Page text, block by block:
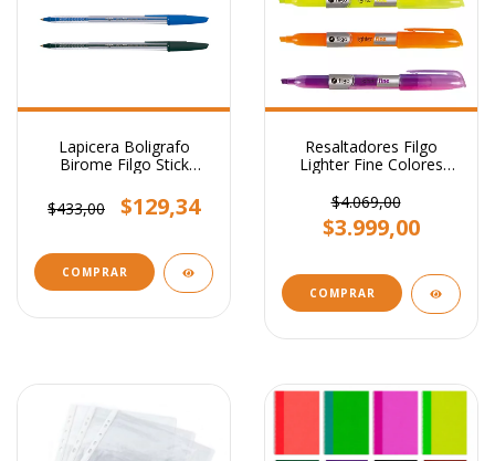
Lapicera Boligrafo
Birome Filgo Stick
$433,00
$129,34
COMPRAR
Resaltadores Filgo
Lighter Fine Colores
$4.069,00
$3.999,00
COMPRAR